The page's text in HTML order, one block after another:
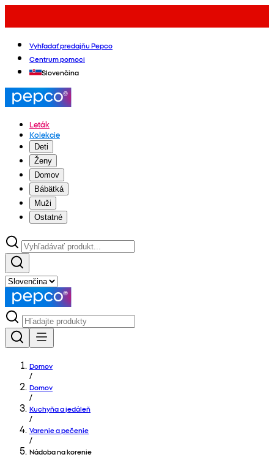
Vyhľadať predajňu Pepco
Centrum pomoci
Slovenčina
Leták
Kolekcie
Deti
Ženy
Domov
Bábätká
Muži
Ostatné
Domov
/
Domov
/
Kuchyňa a jedáleň
/
Varenie a pečenie
/
Nádoba na korenie